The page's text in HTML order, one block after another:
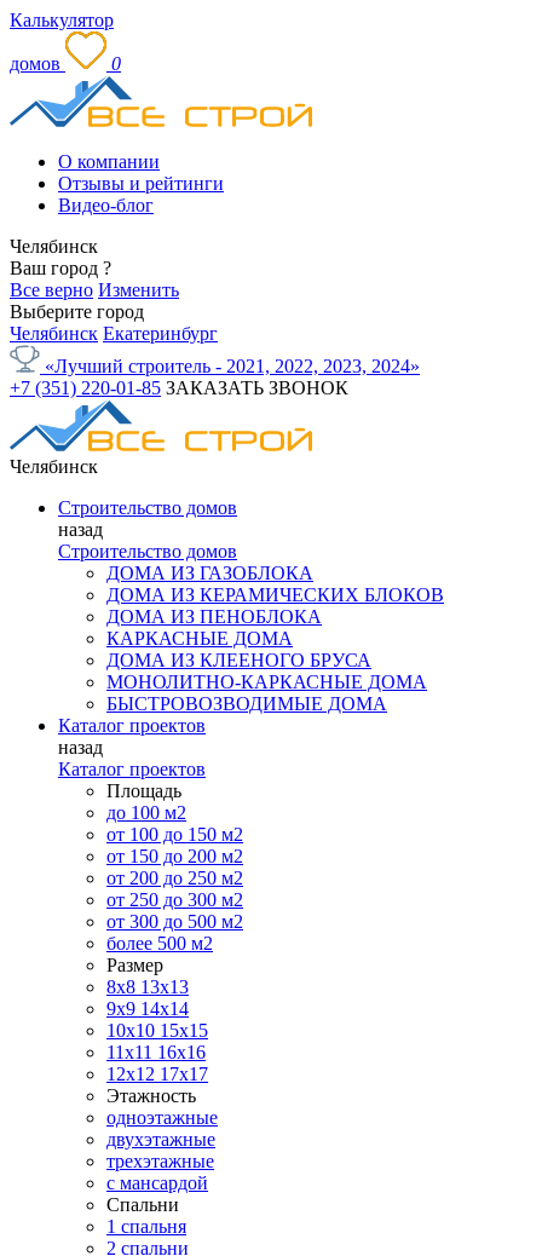
Калькулятор
домов 0
О компании
Отзывы и рейтинги
Видео-блог
Челябинск
Ваш город ?
Все верно Изменить
Выберите город
Челябинск Екатеринбург
«Лучший строитель - 2021, 2022, 2023, 2024»
+7 (351) 220-01-85 ЗАКАЗАТЬ ЗВОНОК
Челябинск
Строительство домов
назад
Строительство домов
ДОМА ИЗ ГАЗОБЛОКА
ДОМА ИЗ КЕРАМИЧЕСКИХ БЛОКОВ
ДОМА ИЗ ПЕНОБЛОКА
КАРКАСНЫЕ ДОМА
ДОМА ИЗ КЛЕЕНОГО БРУСА
МОНОЛИТНО-КАРКАСНЫЕ ДОМА
БЫСТРОВОЗВОДИМЫЕ ДОМА
Каталог проектов
назад
Каталог проектов
Площадь
до 100 м2
от 100 до 150 м2
от 150 до 200 м2
от 200 до 250 м2
от 250 до 300 м2
от 300 до 500 м2
более 500 м2
Размер
8х8 13х13
9х9 14х14
10х10 15х15
11x11 16х16
12х12 17х17
Этажность
одноэтажные
двухэтажные
трехэтажные
с мансардой
Спальни
1 спальня
2 спальни